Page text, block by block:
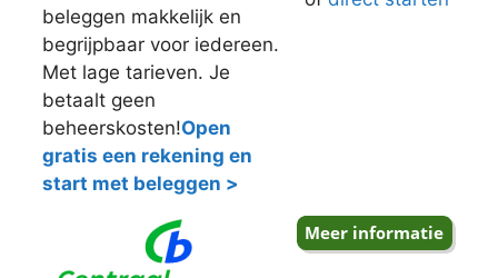
beleggen makkelijk en
begrijpbaar voor iedereen.
Met lage tarieven. Je
betaalt geen
beheerskosten!Open
gratis een rekening en
start met beleggen >